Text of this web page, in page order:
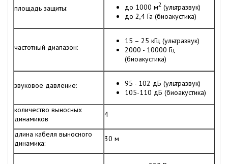
площадь защиты: до 1000 м2 (ультразвук)
до 2,4 Га (биоакустика)
частотный диапазон:
15 – 25 кГц (ультразвук)
2000 - 10000 Гц
(биоакустика)
звуковое давление:
95 - 102 дБ (ультразвук)
105-110 дБ (биоакустика)
количество выносных
динамиков
4
длина кабеля выносного
динамика:
30 м